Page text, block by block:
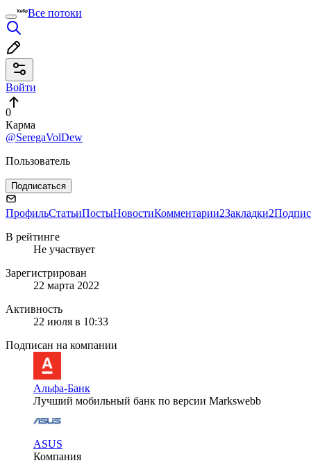
Все потоки
Войти
0
Карма
@SeregaVolDew
Пользователь
Подписаться
ПрофильСтатьиПостыНовостиКомментарии2Закладки2
В рейтинге
Не участвует
Зарегистрирован
22 марта 2022
Активность
22 июля в 10:33
Подписан на компании
Альфа-Банк
Лучший мобильный банк по версии Markswebb
ASUS
Компания